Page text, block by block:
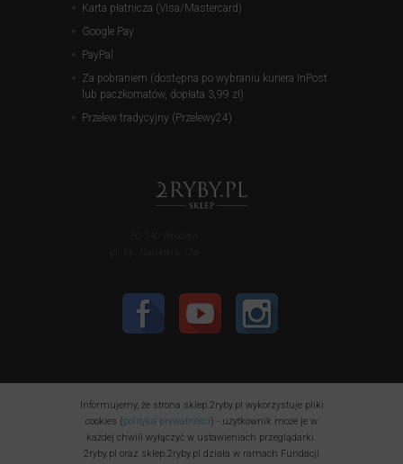
Karta płatnicza (Visa/Mastercard)
Google Pay
PayPal
Za pobraniem (dostępna po wybraniu kuriera InPost
lub paczkomatów, dopłata 3,99 zł)
Przelew tradycyjny (Przelewy24)
Informujemy, że strona sklep.2ryby.pl wykorzystuje pliki
cookies (polityka prywatności) - użytkownik może je w
każdej chwili wyłączyć w ustawieniach przeglądarki.
2ryby.pl oraz sklep.2ryby.pl działa w ramach Fundacji